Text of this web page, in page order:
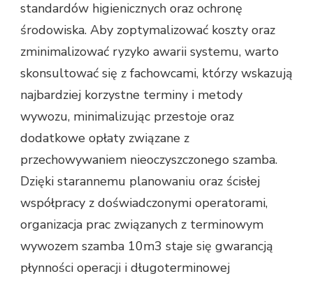
standardów higienicznych oraz ochronę
środowiska. Aby zoptymalizować koszty oraz
zminimalizować ryzyko awarii systemu, warto
skonsultować się z fachowcami, którzy wskazują
najbardziej korzystne terminy i metody
wywozu, minimalizując przestoje oraz
dodatkowe opłaty związane z
przechowywaniem nieoczyszczonego szamba.
Dzięki starannemu planowaniu oraz ścisłej
współpracy z doświadczonymi operatorami,
organizacja prac związanych z terminowym
wywozem szamba 10m3 staje się gwarancją
płynności operacji i długoterminowej